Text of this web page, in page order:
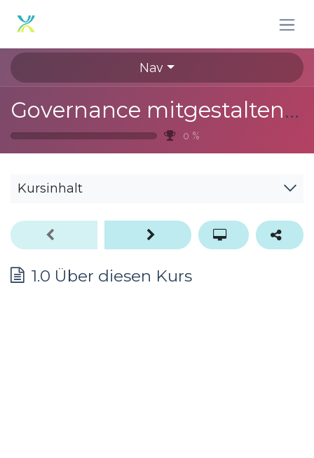
Nav
Governance mitgestalten II - Vertiefung
0 %
Kursinhalt
1.0 Über diesen Kurs